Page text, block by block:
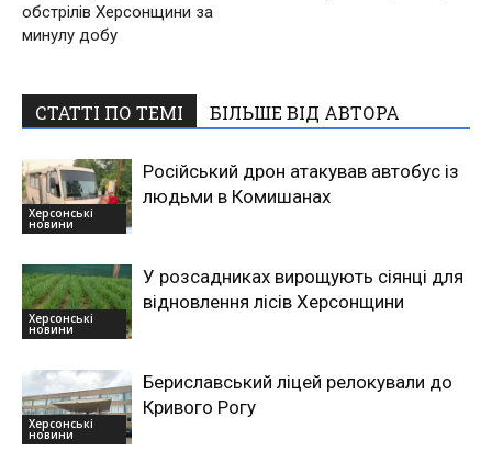
обстрілів Херсонщини за
минулу добу
СТАТТІ ПО ТЕМІ БІЛЬШЕ ВІД АВТОРА
Херсонські
новини
Російський дрон атакував автобус із
людьми в Комишанах
Херсонські
новини
У розсадниках вирощують сіянці для
відновлення лісів Херсонщини
Херсонські
новини
Бериславський ліцей релокували до
Кривого Рогу